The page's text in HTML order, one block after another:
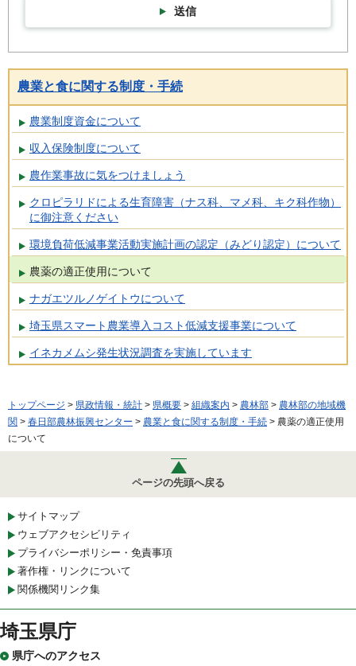
送信
農業と食に関する制度・手続
農業制度資金について
収入保険制度について
農作業事故に気をつけましょう
クロピラリドによる生育障害（ナス科、マメ科、キク科作物）
に御注意ください
環境負荷低減事業活動実施計画の認定（みどり認定）について
農薬の適正使用について
ナガエツルノゲイトウについて
埼玉県スマート農業導入コスト低減支援事業について
イネカメムシ発生状況調査を実施しています
トップページ > 県政情報・統計 > 県概要 > 組織案内 > 農林部 > 農林部の地域機
関 > 春日部農林振興センター > 農業と食に関する制度・手続 > 農薬の適正使用
について
ページの先頭へ戻る
サイトマップ
ウェブアクセシビリティ
プライバシーポリシー・免責事項
著作権・リンクについて
関係機関リンク集
埼玉県庁
県庁へのアクセス